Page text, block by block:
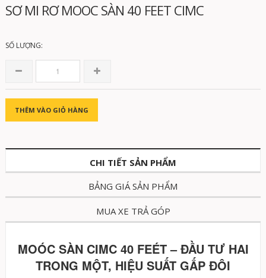
SƠ MI RƠ MOOC SÀN 40 FEET CIMC
SỐ LƯỢNG:
THÊM VÀO GIỎ HÀNG
CHI TIẾT SẢN PHẨM
BẢNG GIÁ SẢN PHẨM
MUA XE TRẢ GÓP
MOÓC SÀN CIMC 40 FEÉT – ĐẦU TƯ HAI
TRONG MỘT, HIỆU SUẤT GẤP ĐÔI